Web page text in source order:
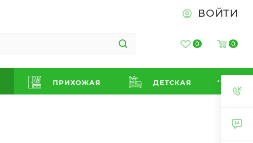
ВОЙТИ
0 0
ПРИХОЖАЯ ДЕТСКАЯ